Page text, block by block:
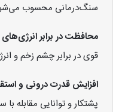
سنگ‌درمانی محسوب
محافظت در برابر
قوی در برابر چشم زخم و
افزایش قدرت درونی و
پشتکار و توانایی مقابله